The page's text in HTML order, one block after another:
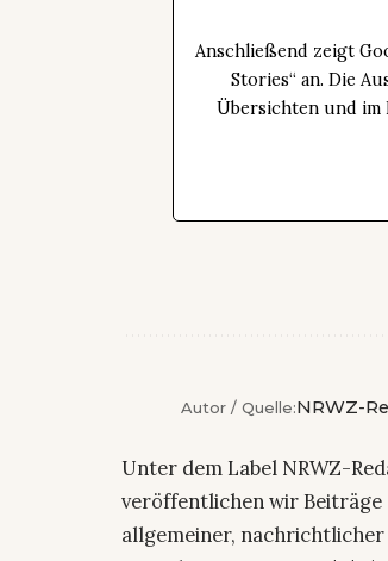
Anschließend zeigt
Stories“ an. Die
Übersichten und im
Autor / Quelle:NRWZ-
Unter dem Label NRWZ-
veröffentlichen wir Beiträge
allgemeiner,